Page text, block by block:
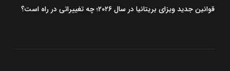
قوانین جدید ویزای بریتانیا در سال ۲۰۲۶؛ چه تغییراتی در راه است؟